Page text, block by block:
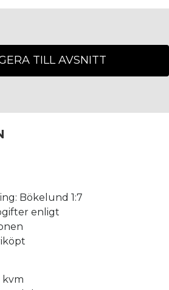
TILL AVSNITT
Bökelund 1:7
enligt
kvm